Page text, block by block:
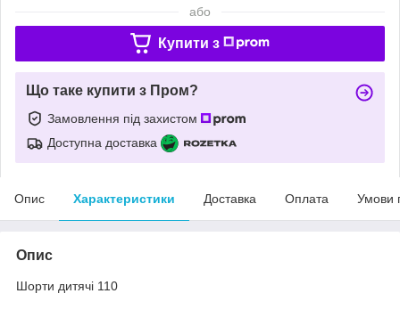
або
Купити з
Що таке купити з Пром?
Замовлення під захистом
Доступна доставка
Опис Характеристики Доставка Оплата Умови
Опис
Шорти дитячі 110